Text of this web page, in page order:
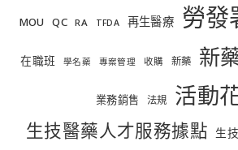
MOU QC RA TFDA 再生醫療 勞發
在職班 學名藥 專案管理 收購 新藥 新
業務銷售 法規 活動
生技醫藥人才服務據點 生